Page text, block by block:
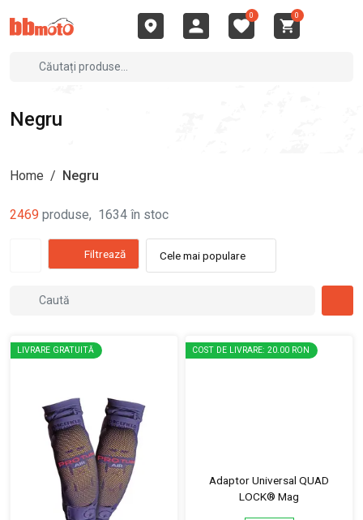
0 0
Negru
Home / Negru
2469 produse, 1634 în stoc
Filtrează Cele mai populare
LIVRARE GRATUITĂ COST DE LIVRARE: 20.00 RON
Adaptor Universal QUAD
LOCK® Mag